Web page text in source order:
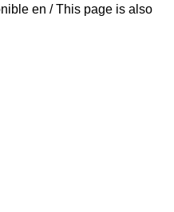
en / This page is also